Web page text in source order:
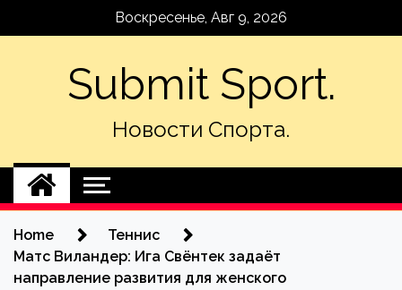
Воскресенье, Авг 9, 2026
Submit Sport.
Новости Спорта.
Home
Теннис
Матс Виландер: Ига Свёнтек задаёт
направление развития для женского